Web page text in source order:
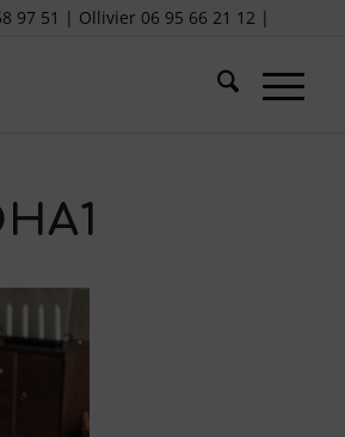
97 51 | Ollivier 06 95 66 21 12 |